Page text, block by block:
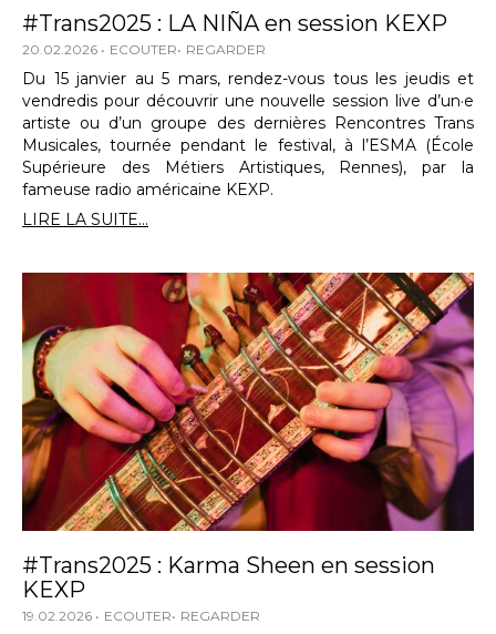
#Trans2025 : LA NIÑA en session KEXP
20.02.2026 ECOUTER REGARDER
Du 15 janvier au 5 mars, rendez-vous tous les jeudis et
vendredis pour découvrir une nouvelle session live d’un·e
artiste ou d’un groupe des dernières Rencontres Trans
Musicales, tournée pendant le festival, à l’ESMA (École
Supérieure des Métiers Artistiques, Rennes), par la
fameuse radio américaine KEXP.
LIRE LA SUITE...
#Trans2025 : Karma Sheen en session
KEXP
19.02.2026 ECOUTER REGARDER